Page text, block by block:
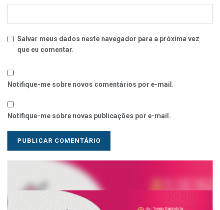
Salvar meus dados neste navegador para a próxima vez
que eu comentar.
Notifique-me sobre novos comentários por e-mail.
Notifique-me sobre novas publicações por e-mail.